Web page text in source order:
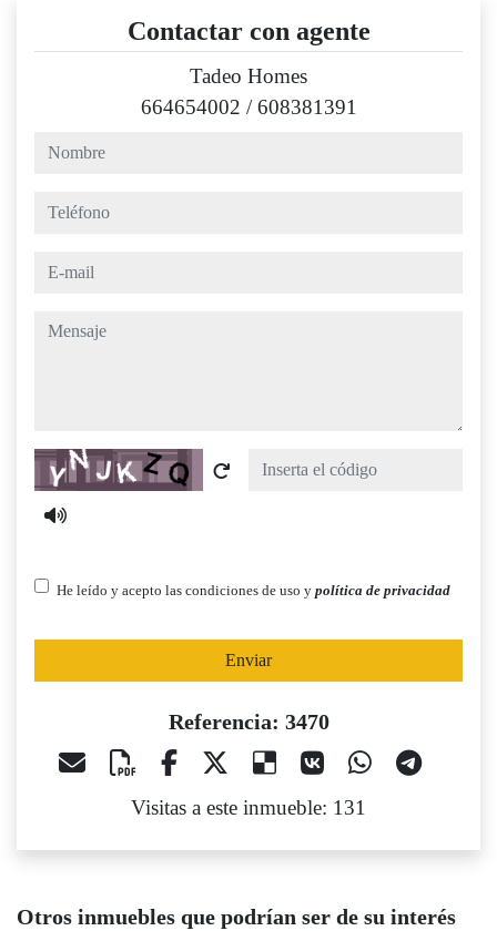
Contactar con agente
Tadeo Homes
664654002 /608381391
nombre
teléfono
e-mail
mensaje
Captcha
He leído y acepto las condiciones de uso y política de privacidad
Enviar
Referencia: 3470
Visitas a este inmueble: 131
Otros inmuebles que podrían ser de su interés